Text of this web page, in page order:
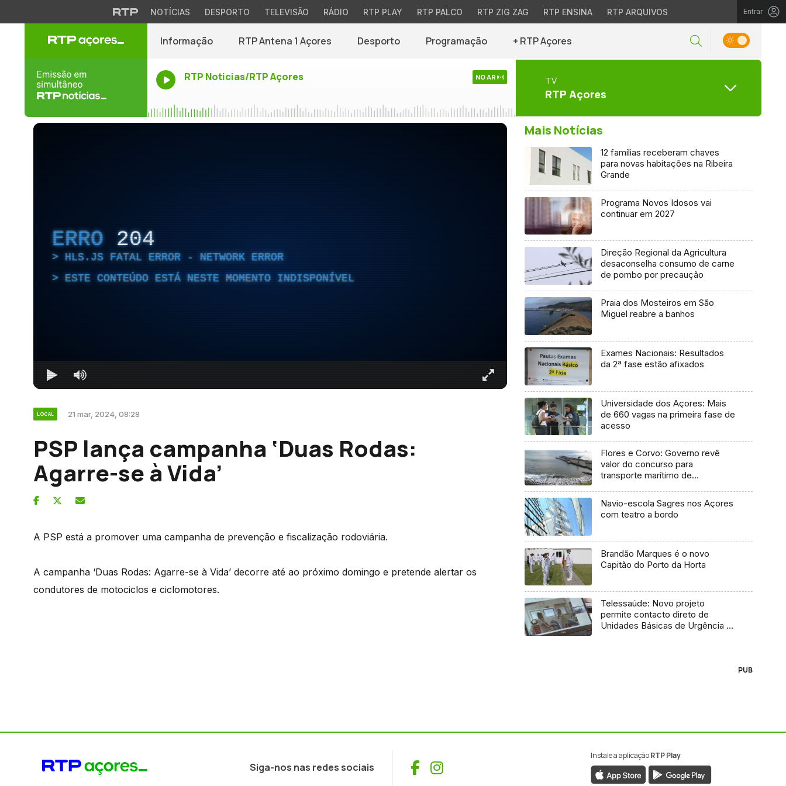
NOTÍCIAS DESPORTO TELEVISÃO RÁDIO RTP PLAY RTP PALCO RTP ZIG ZAG RTP ENSINA RTP ARQUIVOS Entrar
Informação RTP Antena 1 Açores Desporto Programação + RTP Açores
RTP Noticias/RTP Açores NO AR TV
RTP Açores
ERRO 204
HLS.JS FATAL ERROR - NETWORK ERROR
ESTE CONTEÚDO ESTÁ NESTE MOMENTO INDISPONÍVEL
LOCAL 21 mar, 2024, 08:28
PSP lança campanha ‘Duas Rodas:
Agarre-se à Vida’
A PSP está a promover uma campanha de prevenção e fiscalização rodoviária.
A campanha ‘Duas Rodas: Agarre-se à Vida’ decorre até ao próximo domingo e pretende alertar os
condutores de motociclos e ciclomotores.
Mais Notícias
12 famílias receberam chaves
para novas habitações na Ribeira
Grande
Programa Novos Idosos vai
continuar em 2027
Direção Regional da Agricultura
desaconselha consumo de carne
de pombo por precaução
Praia dos Mosteiros em São
Miguel reabre a banhos
Exames Nacionais: Resultados
da 2ª fase estão afixados
Universidade dos Açores: Mais
de 660 vagas na primeira fase de
acesso
Flores e Corvo: Governo revê
valor do concurso para
transporte marítimo de
Navio-escola Sagres nos Açores
com teatro a bordo
Brandão Marques é o novo
Capitão do Porto da Horta
Telessaúde: Novo projeto
permite contacto direto de
Unidades Básicas de Urgência e
PUB
Siga-nos nas redes sociais Facebook
Instagram
Instale a aplicaçãoRTP Play